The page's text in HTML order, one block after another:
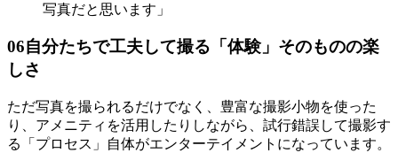
写真だと思います」
06自分たちで工夫して撮る「体験」そのものの楽
しさ
ただ写真を撮られるだけでなく、豊富な撮影小物を使った
り、アメニティを活用したりしながら、試行錯誤して撮影す
る「プロセス」自体がエンターテイメントになっています。